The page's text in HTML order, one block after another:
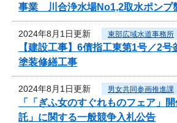
事業 川合浄水場No1,2取水ポンプ
2024年8月1日更新 東部広域水道事務所
【建設工事】6債指工東第1号／2
塗装修繕工事
2024年8月1日更新 男女共同参画推進課
「「ぎふ女のすぐれものフェア」
託」に関する一般競争入札公告